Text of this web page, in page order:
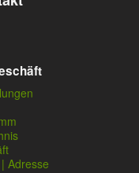
Adresse